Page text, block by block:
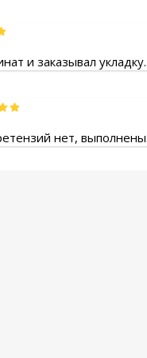
и заказывал
нет,